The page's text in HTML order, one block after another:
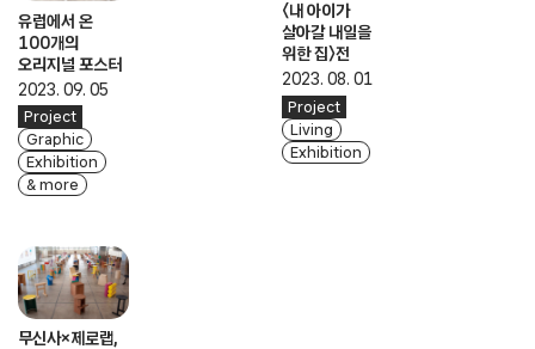
유럽에서 온
100개의
오리지널 포스터
2023. 09. 05
Project
Graphic
Exhibition
& more
〈내 아이가
살아갈 내일을
위한 집〉전
2023. 08. 01
Project
Living
Exhibition
무신사×제로랩,